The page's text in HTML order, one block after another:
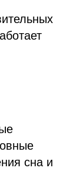
сна и